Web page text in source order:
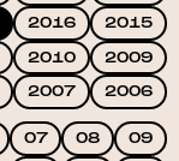
2016
2015
2010
2009
2007 2006
07 08
09